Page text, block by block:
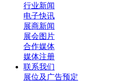
行业新闻
电子快讯
展商新闻
展会图片
合作媒体
媒体注册
联系我们
展位及广告预定